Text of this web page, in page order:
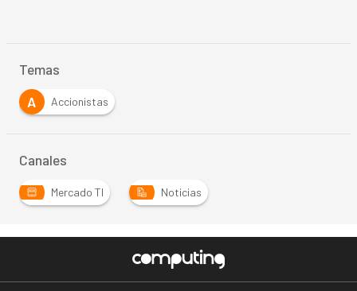
Temas
A
Accionistas
Canales
Mercado TI Noticias